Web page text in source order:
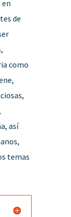
de
como
así
temas